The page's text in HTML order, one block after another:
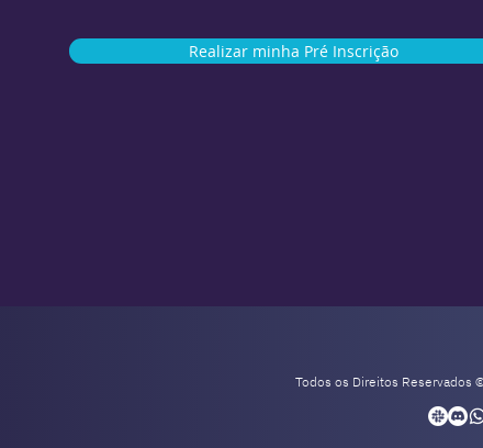
Realizar minha Pré Inscrição
Todos os Direitos Reservados